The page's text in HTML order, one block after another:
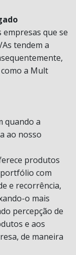
que se
tendem a
a Mult
quando a
ao nosso
produtos
com
e recorrência,
o mais
percepção de
e aos
de maneira